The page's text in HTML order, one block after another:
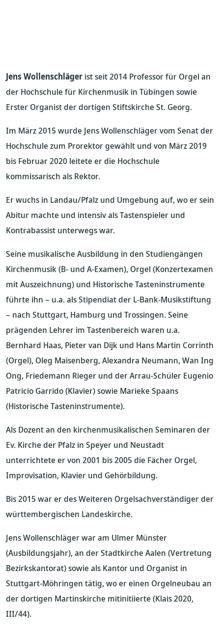
Jens Wollenschläger ist seit 2014 Professor für Orgel an
der Hochschule für Kirchenmusik in Tübingen sowie
Erster Organist der dortigen Stiftskirche St. Georg.
Im März 2015 wurde Jens Wollenschläger vom Senat der
Hochschule zum Prorektor gewählt und von März 2019
bis Februar 2020 leitete er die Hochschule
kommissarisch als Rektor.
Er wuchs in Landau/Pfalz und Umgebung auf, wo er sein
Abitur machte und intensiv als Tastenspieler und
Kontrabassist unterwegs war.
Seine musikalische Ausbildung in den Studiengängen
Kirchenmusik (B- und A-Examen), Orgel (Konzertexamen
mit Auszeichnung) und Historische Tasteninstrumente
führte ihn – u.a. als Stipendiat der L-Bank-Musikstiftung
– nach Stuttgart, Hamburg und Trossingen. Seine
prägenden Lehrer im Tastenbereich waren u.a.
Bernhard Haas, Pieter van Dijk und Hans Martin Corrinth
(Orgel), Oleg Maisenberg, Alexandra Neumann, Wan Ing
Ong, Friedemann Rieger und der Arrau-Schüler Eugenio
Patricio Garrido (Klavier) sowie Marieke Spaans
(Historische Tasteninstrumente).
Als Dozent an den kirchenmusikalischen Seminaren der
Ev. Kirche der Pfalz in Speyer und Neustadt
unterrichtete er von 2001 bis 2005 die Fächer Orgel,
Improvisation, Klavier und Gehörbildung.
Bis 2015 war er des Weiteren Orgelsachverständiger der
württembergischen Landeskirche.
Jens Wollenschläger war am Ulmer Münster
(Ausbildungsjahr), an der Stadtkirche Aalen (Vertretung
Bezirkskantorat) sowie als Kantor und Organist in
Stuttgart-Möhringen tätig, wo er einen Orgelneubau an
der dortigen Martinskirche mitinitiierte (Klais 2020,
III/44).